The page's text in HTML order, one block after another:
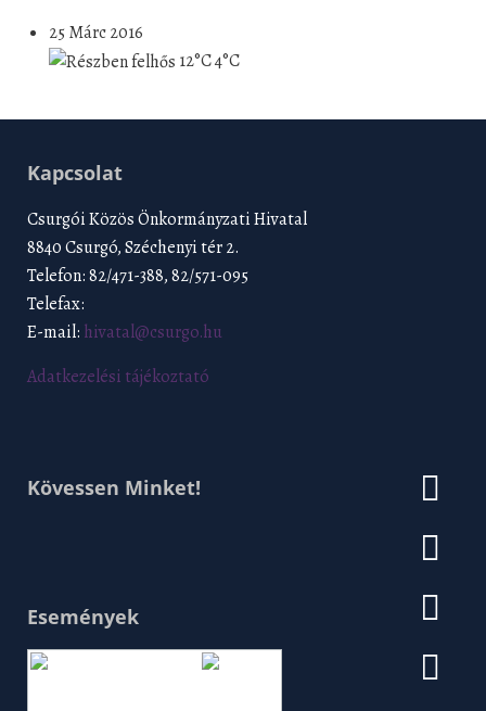
25 Márc 2016
12°C4°C
Kapcsolat
Csurgói Közös Önkormányzati Hivatal
8840 Csurgó, Széchenyi tér 2.
Telefon: 82/471-388, 82/571-095
Telefax:
E-mail: hivatal@csurgo.hu
Adatkezelési tájékoztató
Kövessen Minket!
Események